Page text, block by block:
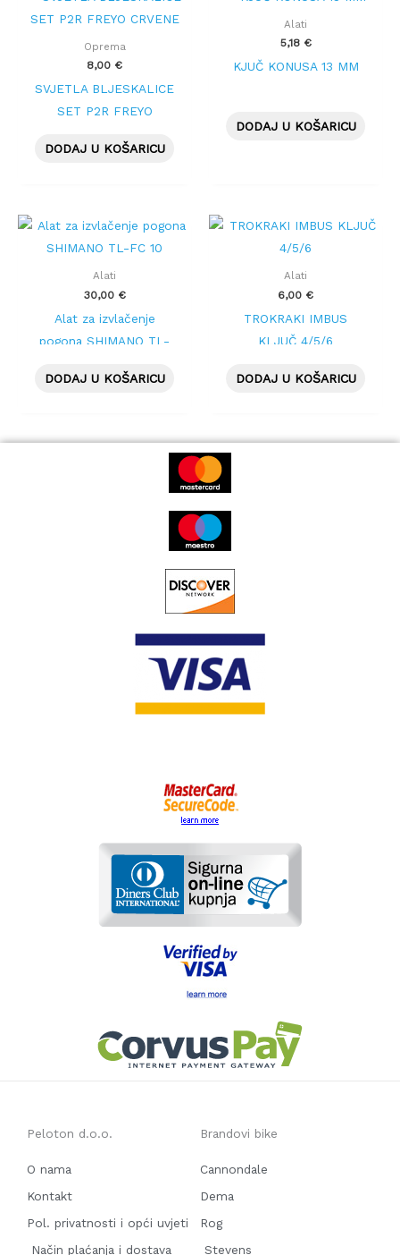
Oprema
8,00 €
SVJETLA BLJESKALICE
SET P2R FREYO
DODAJ U KOŠARICU
Alati
5,18 €
KJUČ KONUSA 13 MM
DODAJ U KOŠARICU
Alati
30,00 €
Alat za izvlačenje
pogona SHIMANO TL-
DODAJ U KOŠARICU
Alati
6,00 €
TROKRAKI IMBUS
KLJUČ 4/5/6
DODAJ U KOŠARICU
Peloton d.o.o.
O nama
Kontakt
Pol. privatnosti i opći uvjeti
Način plaćanja i dostava
Brandovi bike
Cannondale
Dema
Rog
Stevens